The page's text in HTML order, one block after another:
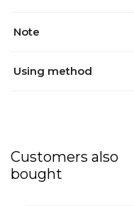
Note
Using method
Customers also
bought